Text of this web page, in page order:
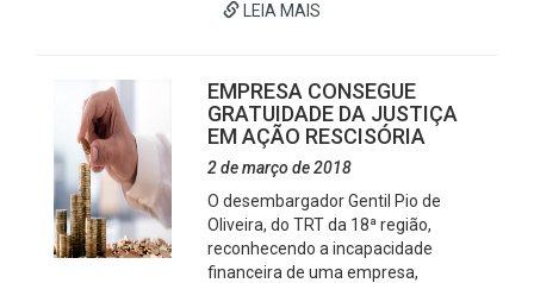
LEIA MAIS
EMPRESA CONSEGUE
GRATUIDADE DA JUSTIÇA
EM AÇÃO RESCISÓRIA
2 de março de 2018
O desembargador Gentil Pio de
Oliveira, do TRT da 18ª região,
reconhecendo a incapacidade
financeira de uma empresa,